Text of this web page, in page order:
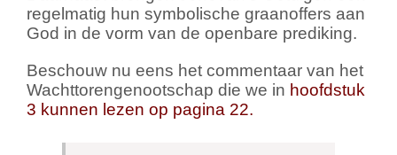
regelmatig hun symbolische graanoffers aan
God in de vorm van de openbare prediking.
Beschouw nu eens het commentaar van het
Wachttorengenootschap die we in hoofdstuk
3 kunnen lezen op pagina 22.